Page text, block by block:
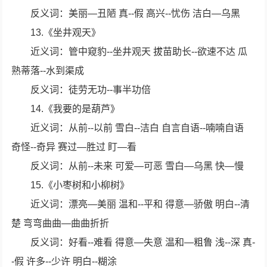
反义词：美丽—丑陋 真--假 高兴--忧伤 洁白—乌黑
13.《坐井观天》
近义词：管中窥豹--坐井观天 拔苗助长--欲速不达 瓜
熟蒂落--水到渠成
反义词：徒劳无功--事半功倍
14.《我要的是葫芦》
近义词：从前--以前 雪白--洁白 自言自语--喃喃自语
奇怪--奇异 赛过—胜过 盯—看
反义词：从前--未来 可爱—可恶 雪白—乌黑 快—慢
15.《小枣树和小柳树》
近义词：漂亮—美丽 温和--平和 得意—骄傲 明白--清
楚 弯弯曲曲—曲曲折折
反义词：好看--难看 得意—失意 温和—粗鲁 浅--深 真-
-假 许多--少许 明白--糊涂